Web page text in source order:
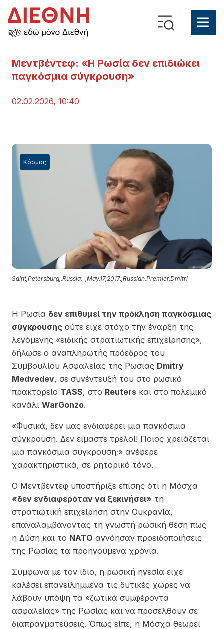
Μεντβέντεφ: «Η Ρωσία δεν επιδιώκει
παγκόσμια σύγκρουση»
02.02.2026, 10:40
Saint,Petersburg,,Russia,-,May,17,2017.,Russian,Premier,Dmitri
Κόσμος
Η Ρωσία δεν επιθυμεί την πρόκληση παγκόσμιας
σύγκρουσης ούτε είχε στόχο την έναρξη της
λεγόμενης «ειδικής στρατιωτικής επιχείρησης»,
δήλωσε ο αναπληρωτής πρόεδρος του
Συμβουλίου Ασφαλείας της Ρωσίας Dmitry
Medvedev, σε συνέντευξή του στο ρωσικό
πρακτορείο TASS, στο Reuters και στο πολεμικό
κανάλι WarGonzo.
«Φυσικά, δεν μας ενδιαφέρει μια παγκόσμια
σύγκρουση. Δεν είμαστε τρελοί! Ποιος χρειάζεται
μια παγκόσμια σύγκρουση;» ανέφερε
χαρακτηριστικά, σε ρητορικό τόνο.
Ο Μεντβέντεφ υποστήριξε επίσης ότι η Μόσχα
«δεν ενδιαφερόταν να ξεκινήσει» τη
στρατιωτική επιχείρηση στην Ουκρανία,
επαναλαμβάνοντας τη γνωστή ρωσική θέση πως
η Δύση και το NATO αγνόησαν προειδοποιήσεις
της Ρωσίας τα προηγούμενα χρόνια.
Σύμφωνα με τον ίδιο, η ρωσική ηγεσία είχε
καλέσει επανειλημμένα τις δυτικές χώρες να
λάβουν υπόψη τα «ζωτικά συμφέροντα
ασφαλείας» της Ρωσίας και να προσέλθουν σε
διαπραγματεύσεις. Όπως είπε, η Μόσχα θεωρεί